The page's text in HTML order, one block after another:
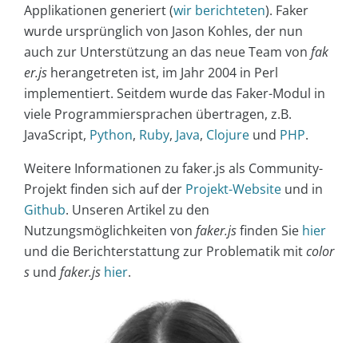
Applikationen generiert (wir berichteten). Faker
wurde ursprünglich von Jason Kohles, der nun
auch zur Unterstützung an das neue Team von fak
er.js herangetreten ist, im Jahr 2004 in Perl
implementiert. Seitdem wurde das Faker-Modul in
viele Programmiersprachen übertragen, z.B.
JavaScript, Python, Ruby, Java, Clojure und PHP.
Weitere Informationen zu faker.js als Community-
Projekt finden sich auf der Projekt-Website und in
Github. Unseren Artikel zu den
Nutzungsmöglichkeiten von faker.jsfinden Sie hier
und die Berichterstattung zur Problematik mitcolor
s und faker.js hier.